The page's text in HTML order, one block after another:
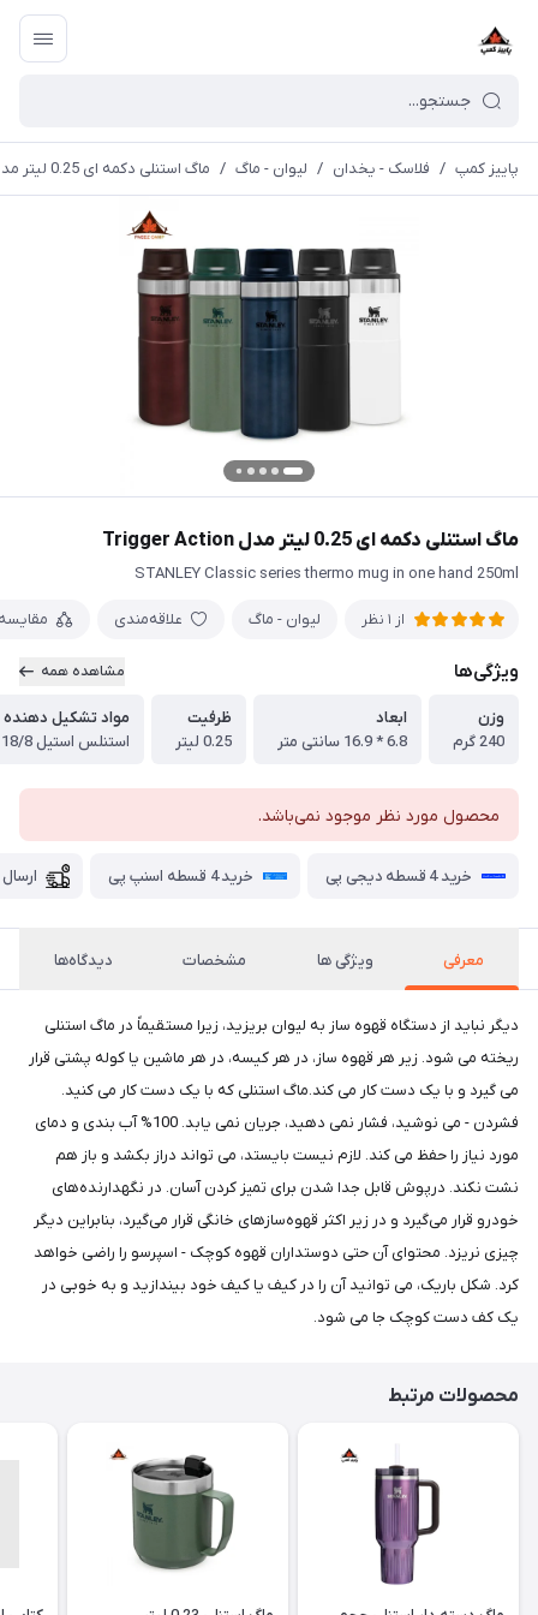
پاییز کمپ / فلاسک - یخدان / لیوان - ماگ / ماگ استنلی دکمه ای 0.25 لیتر مدل Trigger Action
ماگ استنلی دکمه ای 0.25 لیتر مدل Trigger Action
STANLEY Classic series thermo mug in one hand 250ml
از 1 نظر لیوان - ماگ علاقه‌مندی
ویژگی‌ها مشاهده همه
وزن
240 گرم
ابعاد
6.8 * 16.9 سانتی متر
ظرفیت
0.25 لیتر
مواد تشکیل دهنده
استنلس استیل 18/8
محصول مورد نظر موجود نمی‌باشد.
خرید 4 قسطه دیجی پی خرید 4 قسطه اسنپ پی
معرفی ویژگی ها مشخصات دیدگاه‌ها
دیگر نباید از دستگاه قهوه ساز به لیوان بریزید، زیرا مستقیماً در ماگ استنلی
ریخته می شود. زیر هر قهوه ساز، در هر کیسه، در هر ماشین یا کوله پشتی قرار
می گیرد و با یک دست کار می کند.ماگ استنلی که با یک دست کار می کنید.
فشردن - می نوشید، فشار نمی دهید، جریان نمی یابد. 100% آب بندی و دمای
مورد نیاز را حفظ می کند. لازم نیست بایستد، می تواند دراز بکشد و باز هم
نشت نکند. درپوش قابل جدا شدن برای تمیز کردن آسان. در نگهدارنده‌های
خودرو قرار می‌گیرد و در زیر اکثر قهوه‌سازهای خانگی قرار می‌گیرد، بنابراین دیگر
چیزی نریزد. محتوای آن حتی دوستداران قهوه کوچک - اسپرسو را راضی خواهد
کرد. شکل باریک، می توانید آن را در کیف یا کیف خود بیندازید و به خوبی در
یک کف دست کوچک جا می شود.
محصولات مرتبط